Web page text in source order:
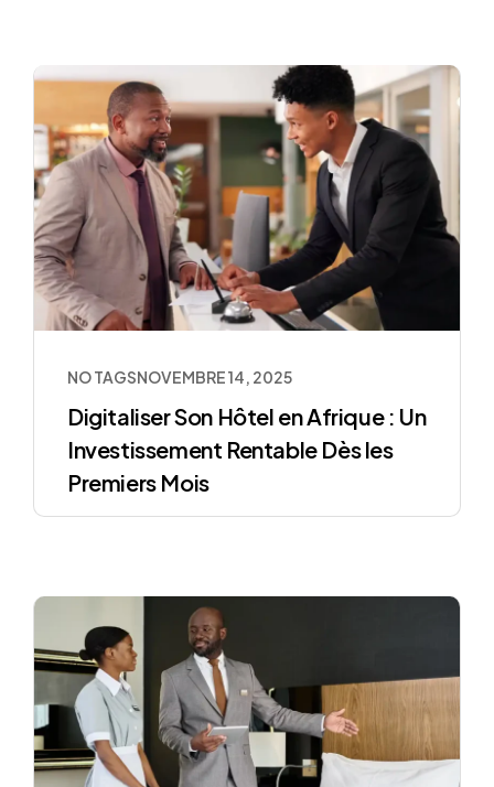
NO TAGSNOVEMBRE 14, 2025
Digitaliser Son Hôtel en Afrique : Un
Investissement Rentable Dès les
Premiers Mois